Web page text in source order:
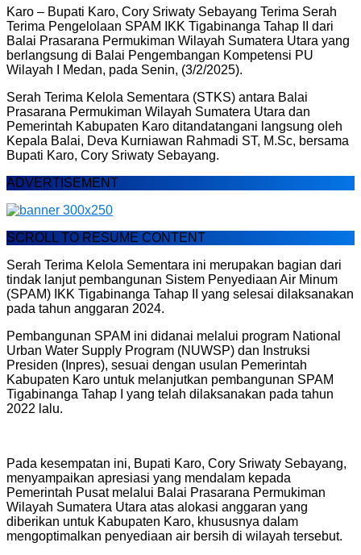
Karo – Bupati Karo, Cory Sriwaty Sebayang Terima Serah
Terima Pengelolaan SPAM IKK Tigabinanga Tahap II dari
Balai Prasarana Permukiman Wilayah Sumatera Utara yang
berlangsung di Balai Pengembangan Kompetensi PU
Wilayah I Medan, pada Senin, (3/2/2025).
Serah Terima Kelola Sementara (STKS) antara Balai
Prasarana Permukiman Wilayah Sumatera Utara dan
Pemerintah Kabupaten Karo ditandatangani langsung oleh
Kepala Balai, Deva Kurniawan Rahmadi ST, M.Sc, bersama
Bupati Karo, Cory Sriwaty Sebayang.
ADVERTISEMENT
SCROLL TO RESUME CONTENT
Serah Terima Kelola Sementara ini merupakan bagian dari
tindak lanjut pembangunan Sistem Penyediaan Air Minum
(SPAM) IKK Tigabinanga Tahap II yang selesai dilaksanakan
pada tahun anggaran 2024.
Pembangunan SPAM ini didanai melalui program National
Urban Water Supply Program (NUWSP) dan Instruksi
Presiden (Inpres), sesuai dengan usulan Pemerintah
Kabupaten Karo untuk melanjutkan pembangunan SPAM
Tigabinanga Tahap I yang telah dilaksanakan pada tahun
2022 lalu.
Pada kesempatan ini, Bupati Karo, Cory Sriwaty Sebayang,
menyampaikan apresiasi yang mendalam kepada
Pemerintah Pusat melalui Balai Prasarana Permukiman
Wilayah Sumatera Utara atas alokasi anggaran yang
diberikan untuk Kabupaten Karo, khususnya dalam
mengoptimalkan penyediaan air bersih di wilayah tersebut.